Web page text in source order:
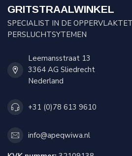
GRITSTRAALWINKEL
SPECIALIST IN DE
PERSLUCHTSYTEMEN
Leemansstraat 13
3364 AG Sliedrecht
Nederland
+31 (0)78 613 9610
info@apeqwiwa.nl